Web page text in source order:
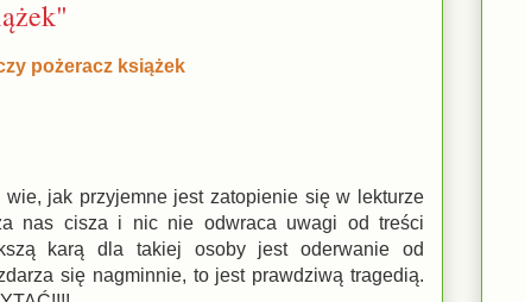
pożeracz książek
wie, jak przyjemne jest zatopienie się w lekturze
nas cisza i nic nie odwraca uwagi od treści
karą dla takiej osoby jest oderwanie od
się nagminnie, to jest prawdziwą tragedią.